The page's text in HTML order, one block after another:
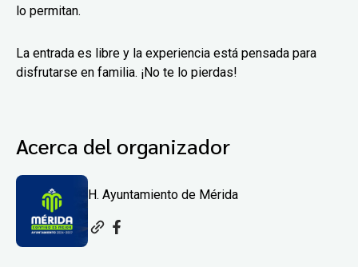
lo permitan.
La entrada es libre y la experiencia está pensada para
disfrutarse en familia. ¡No te lo pierdas!
Acerca del organizador
H. Ayuntamiento de Mérida